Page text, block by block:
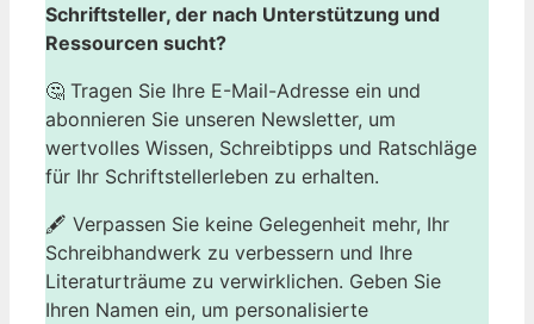
Schriftsteller, der nach Unterstützung und
Ressourcen sucht?
🤔 Tragen Sie Ihre E-Mail-Adresse ein und
abonnieren Sie unseren Newsletter, um
wertvolles Wissen, Schreibtipps und Ratschläge
für Ihr Schriftstellerleben zu erhalten.
🖋️ Verpassen Sie keine Gelegenheit mehr, Ihr
Schreibhandwerk zu verbessern und Ihre
Literaturträume zu verwirklichen. Geben Sie
Ihren Namen ein, um personalisierte